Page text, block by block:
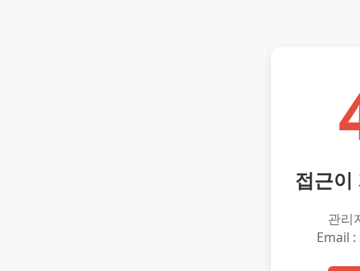
접근이
관리
Email